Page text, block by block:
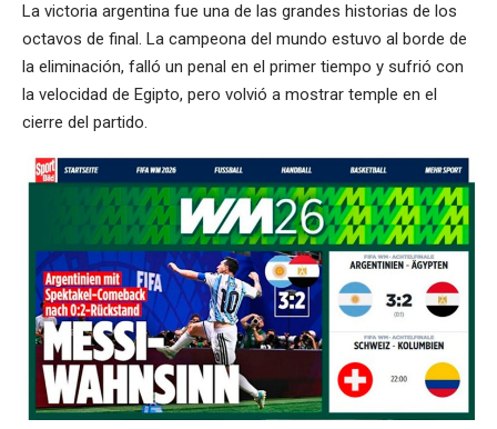
La victoria argentina fue una de las grandes historias de los
octavos de final. La campeona del mundo estuvo al borde de
la eliminación, falló un penal en el primer tiempo y sufrió con
la velocidad de Egipto, pero volvió a mostrar temple en el
cierre del partido.